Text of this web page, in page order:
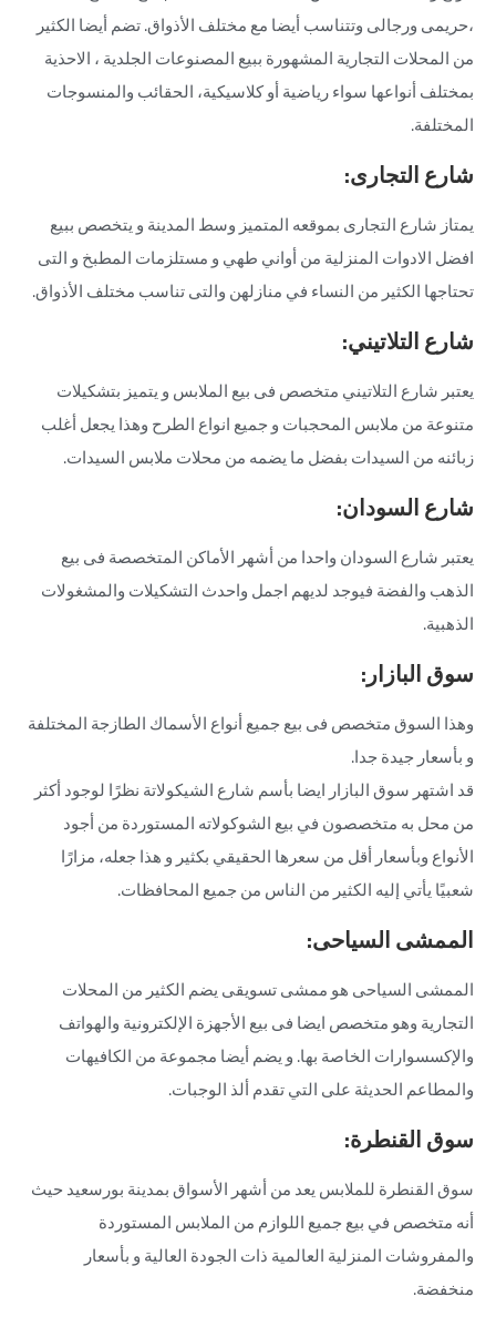
،حريمى ورجالى وتتناسب أيضا مع مختلف الأذواق. تضم أيضا الكثير
من المحلات التجارية المشهورة ببيع المصنوعات الجلدية ، الاحذية
بمختلف أنواعها سواء رياضية أو كلاسيكية، الحقائب والمنسوجات
المختلفة.
شارع التجارى:
يمتاز شارع التجارى بموقعه المتميز وسط المدينة و يتخصص ببيع
افضل الادوات المنزلية من أواني طهي و مستلزمات المطبخ و التى
تحتاجها الكثير من النساء في منازلهن والتى تناسب مختلف الأذواق.
شارع التلاتيني:
يعتبر شارع التلاتيني متخصص فى بيع الملابس و يتميز بتشكيلات
متنوعة من ملابس المحجبات و جميع انواع الطرح وهذا يجعل أغلب
زبائنه من السيدات بفضل ما يضمه من محلات ملابس السيدات.
شارع السودان:
يعتبر شارع السودان واحدا من أشهر الأماكن المتخصصة فى بيع
الذهب والفضة فيوجد لديهم اجمل واحدث التشكيلات والمشغولات
الذهبية.
سوق البازار:
وهذا السوق متخصص فى بيع جميع أنواع الأسماك الطازجة المختلفة
و بأسعار جيدة جدا.
قد اشتهر سوق البازار ايضا بأسم شارع الشيكولاتة نظرًا لوجود أكثر
من محل به متخصصون في بيع الشوكولاته المستوردة من أجود
الأنواع وبأسعار أقل من سعرها الحقيقي بكثير و هذا جعله، مزارًا
شعبيًا يأتي إليه الكثير من الناس من جميع المحافظات.
الممشى السياحى:
الممشى السياحى هو ممشى تسويقى يضم الكثير من المحلات
التجارية وهو متخصص ايضا فى بيع الأجهزة الإلكترونية والهواتف
والإكسسوارات الخاصة بها. و يضم أيضا مجموعة من الكافيهات
والمطاعم الحديثة على التي تقدم ألذ الوجبات.
سوق القنطرة:
سوق القنطرة للملابس يعد من أشهر الأسواق بمدينة بورسعيد حيث
أنه متخصص في بيع جميع اللوازم من الملابس المستوردة
والمفروشات المنزلية العالمية ذات الجودة العالية و بأسعار
منخفضة.